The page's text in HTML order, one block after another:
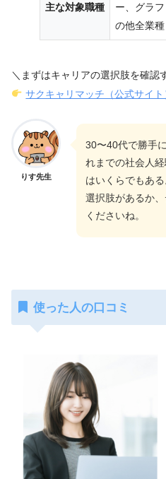
主な対象職種
ー、グラ
の他全業種
＼まずはキャリアの選択肢を確認
サクキャリマッチ（公式サイト
りす先生
30〜40代で勝手
れまでの社会人
はいくらでもあ
選択肢があるか
くださいね。
使った人の口コミ